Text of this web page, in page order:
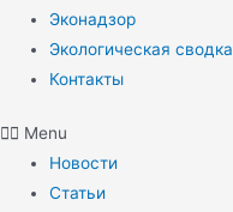
Эконадзор
Экологическая сводка
Контакты
Menu
Новости
Статьи